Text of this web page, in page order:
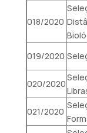
018/2020
019/2020
020/2020
021/2020